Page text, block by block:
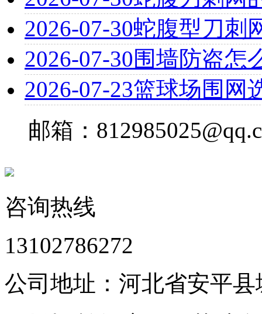
2026-07-30蛇腹型刀刺
2026-07-30围墙防盗怎
2026-07-23篮球场围网
邮箱：
咨询热线
13102786272
公司地址：河北省安平